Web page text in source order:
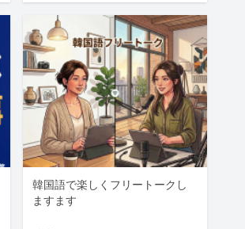
韓国語で楽しくフリートークし
ますます